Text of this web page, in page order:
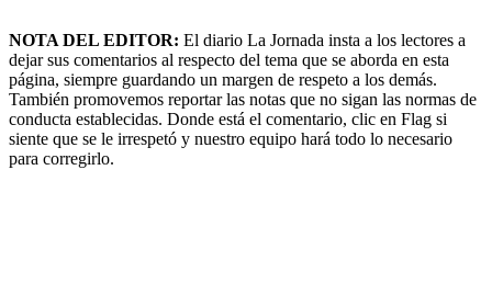
NOTA DEL EDITOR: El diario La Jornada insta a los lectores a
dejar sus comentarios al respecto del tema que se aborda en esta
página, siempre guardando un margen de respeto a los demás.
También promovemos reportar las notas que no sigan las normas de
conducta establecidas. Donde está el comentario, clic en Flag si
siente que se le irrespetó y nuestro equipo hará todo lo necesario
para corregirlo.